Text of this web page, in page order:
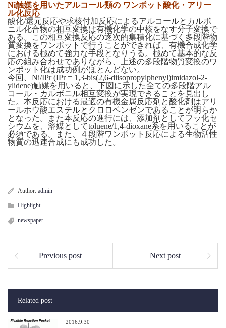
Ni触媒を用いたアルコール類の ワンポット酸化・アリー
ル化反応
酸化/還元反応や求核付加反応によるアルコールとカルボ
ニル化合物の相互変換は有機化学の中核をなす分子変換で
ある。この相互変換反応の逐次的集積化に基づく多段階物
質変換をワンポットで行うことができれば、有機合成化学
における極めて強力な手段となりうる。極めて基本的な反
応の組み合わせでありながら、上述の多段階物質変換のワ
ンポット化は成功例がほとんどない。
今回、Ni/IPr (IPr = 1,3-bis(2,6-diisopropylphenyl)imidazol-2-
ylidene)触媒を用いると、下図に示した全ての多段階アル
コール・カルボニル相互変換が実現できることを見出し
た。本反応における最適の有機金属反応剤と酸化剤はアリ
ールホウ酸エステルとクロロベンゼンであることが明らか
となった。また本反応の進行には、添加剤としてフッ化セ
シウムを、溶媒としてtoluene/1,4-dioxane系を用いることが
必須である。また、４段階ワンポット反応による生物活性
物質の迅速合成にも成功した。
Author: admin
Highlight
newspaper
Previous post Next post
Related post
2016.9.30